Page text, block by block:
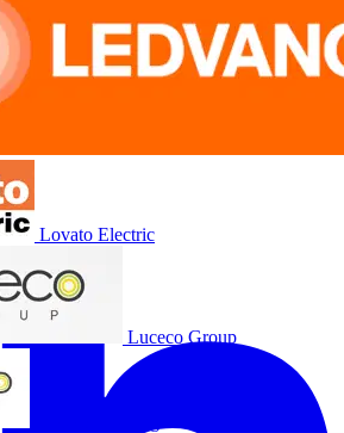
Lovato Electric
Luceco Group